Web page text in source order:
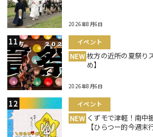
2026年8月6日
イベント
NEW 枚方の近所の夏祭り
め】
2026年8月6日
イベント
NEW くずモで津軽！南中
【ひらつー的今週末